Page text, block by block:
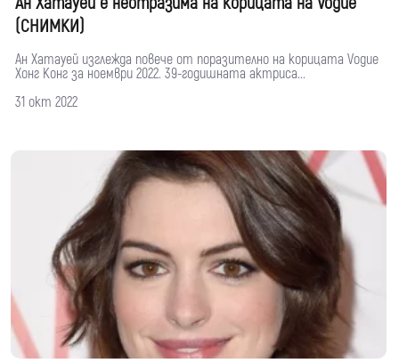
(СНИМКИ)
Ан Хатауей изглежда повече от поразително на корицата Vogue
Хонг Конг за ноември 2022. 39-годишната актриса...
31 окт 2022